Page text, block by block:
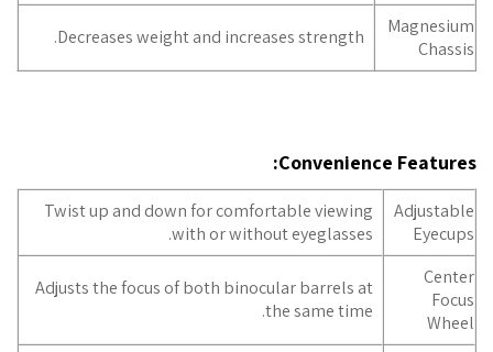
Magnesium
Chassis
Decreases weight and increases strength.
Convenience Features:
Adjustable
Eyecups
Twist up and down for comfortable viewing
with or without eyeglasses.
Center
Focus
Wheel
Adjusts the focus of both binocular barrels at
the same time.